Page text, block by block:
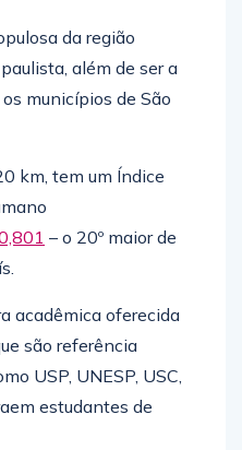
da região
além de ser a
municípios de São
km, tem um Índice
– o 20º maior de
acadêmica oferecida
são referência
USP, UNESP, USC,
estudantes de